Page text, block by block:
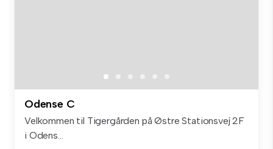
Odense C
Velkommen til Tigergården på Østre Stationsvej 2F
i Odens...